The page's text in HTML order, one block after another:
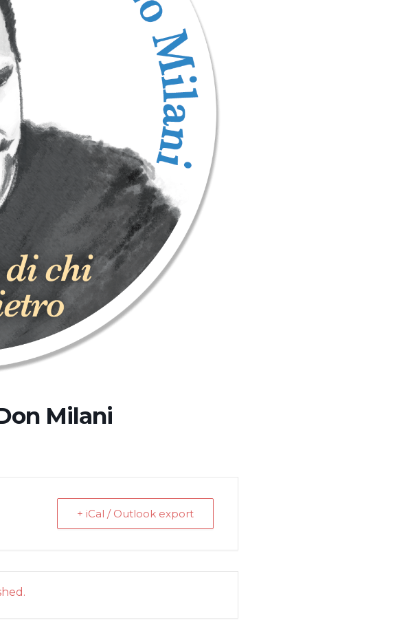
Milani
+ iCal / Outlook export